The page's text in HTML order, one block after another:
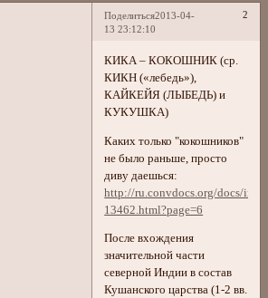
Поделиться 2
2013-04-
13 23:12:10
КИКА – КОКОШНИК (ср.
КИКН («лебедь»),
КАЙКЕЙЯ (ЛЫБЕДЬ) и
КУКУШКА)
Каких только "кокошников"
не было раньше, просто
диву даешься:
http://ru.convdocs.org/docs/
13462.html?page=6
После вхождения
значительной части
северной Индии в состав
Кушанского царства (1-2 вв.